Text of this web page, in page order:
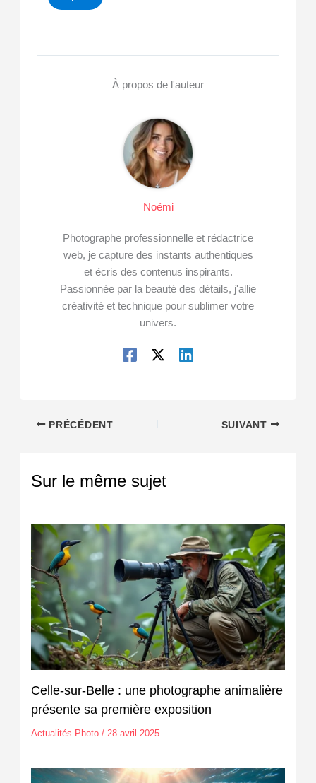
À propos de l'auteur
Noémi
Photographe professionnelle et rédactrice
web, je capture des instants authentiques
et écris des contenus inspirants.
Passionnée par la beauté des détails, j'allie
créativité et technique pour sublimer votre
univers.
PRÉCÉDENT SUIVANT
Sur le même sujet
Celle-sur-Belle : une photographe animalière
présente sa première exposition
Actualités Photo/ 28 avril 2025